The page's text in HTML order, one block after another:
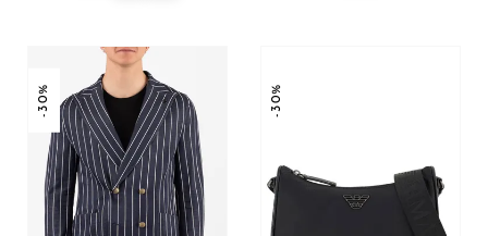
-30% -30%